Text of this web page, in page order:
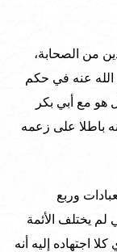
من الصحابة،
عنه في حكم
هو مع أبي بكر
باطلا على زعمه
وربع
لم يختلف الأئمة
اجتهاده إليه أنه